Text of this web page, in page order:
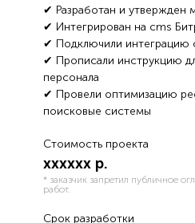
✔ Разработан и утвержден
✔ Интегрирован на cms
✔ Подключили интеграцию
✔ Прописали инструкцию
персонала
✔ Провели оптимизацию
поисковые системы
Стоимость проекта
хххххх р.
* заказчик запретил публичное
работ.
Срок разработки